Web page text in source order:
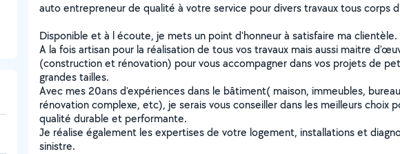
auto entrepreneur de qualité à votre service pour divers travaux tous corps
Disponible et à l écoute, je mets un point d'honneur à satisfaire ma clientèle.
A la fois artisan pour la réalisation de tous vos travaux mais aussi maitre
(construction et rénovation) pour vous accompagner dans vos projets de
grandes tailles.
Avec mes 20ans d'expériences dans le bâtiment( maison, immeubles,
rénovation complexe, etc), je serais vous conseiller dans les meilleurs choix
qualité durable et performante.
Je réalise également les expertises de votre logement, installations et
sinistre.